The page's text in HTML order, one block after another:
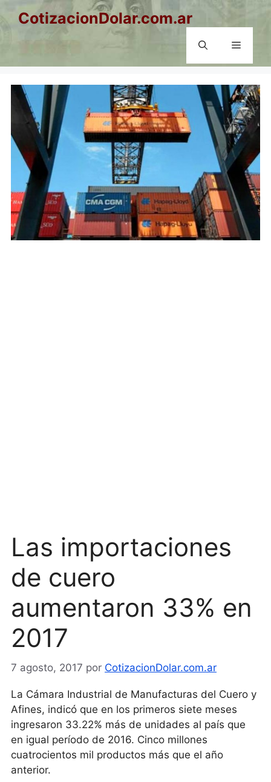
CotizacionDolar.com.ar
Menú
Las importaciones
de cuero
aumentaron 33% en
2017
7 agosto, 2017 por CotizacionDolar.com.ar
La Cámara Industrial de Manufacturas del Cuero y
Afines, indicó que en los primeros siete meses
ingresaron 33.22% más de unidades al país que
en igual período de 2016. Cinco millones
cuatrocientos mil productos más que el año
anterior.